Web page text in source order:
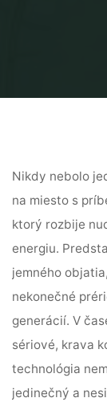
Nikdy nebolo
na miesto s
ktorý rozbije
energiu.
jemného
nekonečné
generácií. V
sériové, krava
technológia
jedinečný a